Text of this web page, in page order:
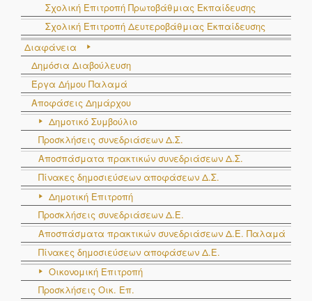
Σχολική Επιτροπή Πρωτοβάθμιας Εκπαίδευσης
Σχολική Επιτροπή Δευτεροβάθμιας Εκπαίδευσης
Διαφάνεια
Δημόσια Διαβούλευση
Έργα Δήμου Παλαμά
Αποφάσεις Δημάρχου
Δημοτικό Συμβούλιο
Προσκλήσεις συνεδριάσεων Δ.Σ.
Αποσπάσματα πρακτικών συνεδριάσεων Δ.Σ.
Πίνακες δημοσιεύσεων αποφάσεων Δ.Σ.
Δημοτική Επιτροπή
Προσκλήσεις συνεδριάσεων Δ.Ε.
Αποσπάσματα πρακτικών συνεδριάσεων Δ.E. Παλαμά
Πίνακες δημοσιεύσεων αποφάσεων Δ.Ε.
Οικονομική Επιτροπή
Προσκλήσεις Οικ. Επ.